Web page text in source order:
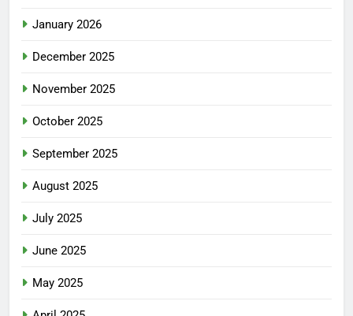
January 2026
December 2025
November 2025
October 2025
September 2025
August 2025
July 2025
June 2025
May 2025